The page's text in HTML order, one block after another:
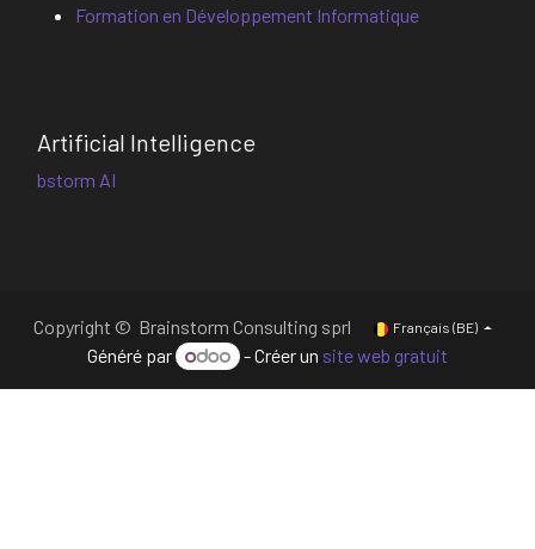
Formation en Développement Informatique
Artificial Intelligence
bstorm AI
Copyright © Brainstorm Consulting sprl Français (BE)
Généré par - Créer un site web gratuit